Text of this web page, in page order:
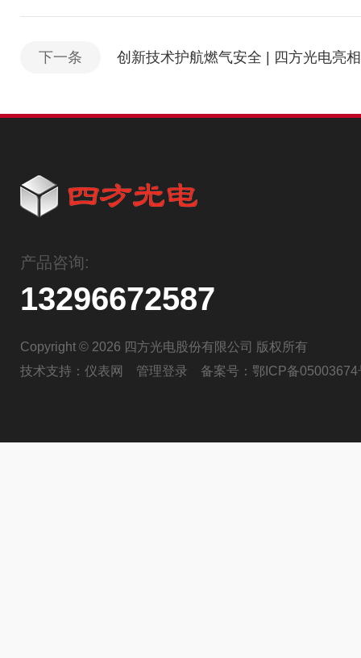
下一条 创新技术护航燃气安全 | 四方光电亮
产品咨询:
13296672587
Copyright © 2026 四方光电股份有限公司 版权所有
技术支持： 仪表网 管理登录 备案号： 鄂ICP备05003674